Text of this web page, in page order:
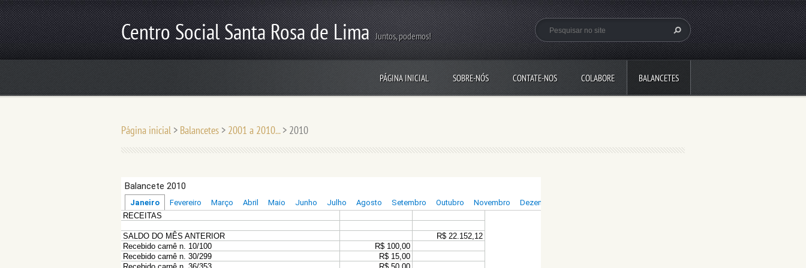
Centro Social Santa Rosa de Lima Juntos, podemos!
PÁGINA INICIAL SOBRE-NÓS CONTATE-NOS COLABORE BALANCETES
Página inicial > Balancetes > 2001 a 2010... > 2010